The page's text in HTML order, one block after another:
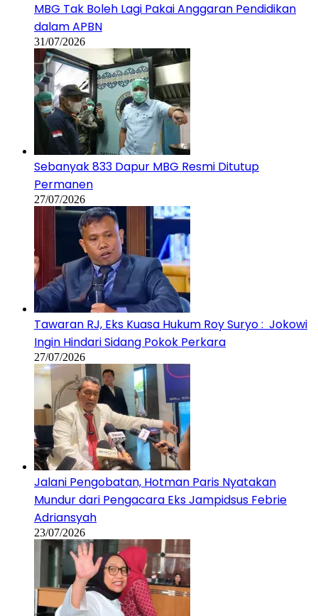
MBG Tak Boleh Lagi Pakai Anggaran Pendidikan
dalam APBN
31/07/2026
Sebanyak 833 Dapur MBG Resmi Ditutup
Permanen
27/07/2026
Tawaran RJ, Eks Kuasa Hukum Roy Suryo : Jokowi
Ingin Hindari Sidang Pokok Perkara
27/07/2026
Jalani Pengobatan, Hotman Paris Nyatakan
Mundur dari Pengacara Eks Jampidsus Febrie
Adriansyah
23/07/2026